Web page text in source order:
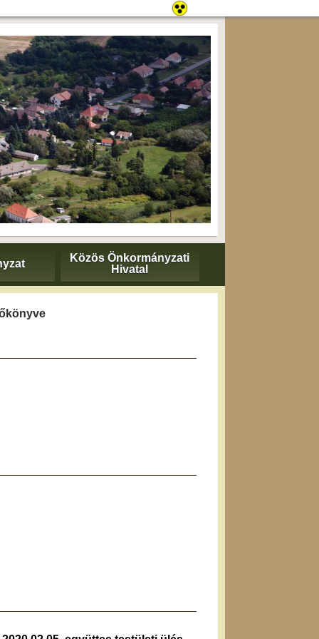
Közös Önkormányzati
Hivatal